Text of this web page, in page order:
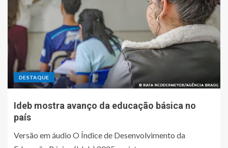
DESTAQUE
Ideb mostra avanço da educação básica no
país
Versão em áudio O Índice de Desenvolvimento da